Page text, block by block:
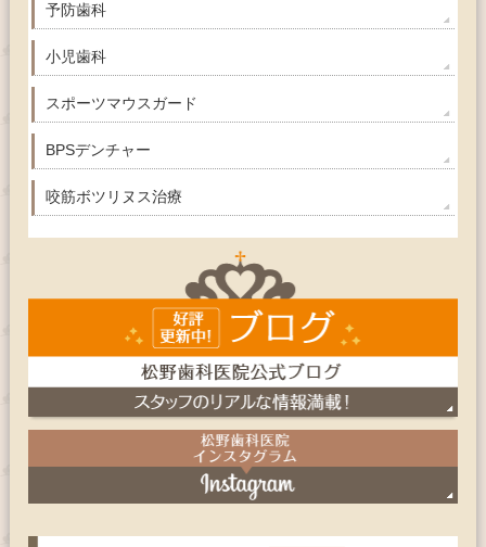
予防歯科
小児歯科
スポーツマウスガード
BPSデンチャー
咬筋ボツリヌス治療